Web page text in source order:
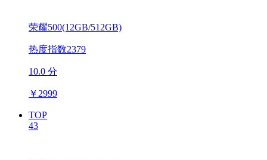
荣耀500(12GB/512GB)
热度指数2379
10.0 分
￥ 2999
TOP
43